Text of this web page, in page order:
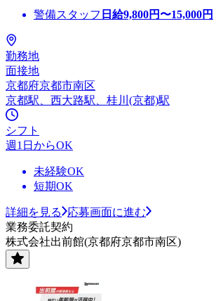
警備スタッフ 日給9,800円〜15,000円
勤務地
面接地
京都府京都市南区
京都駅、西大路駅、桂川(京都)駅
シフト
週1日からOK
未経験OK
短期OK
詳細を見る
応募画面に進む
業務委託契約
株式会社出前館(京都府京都市南区)